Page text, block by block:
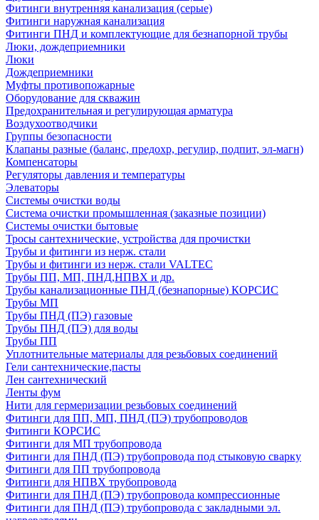
Фитинги внутренняя канализация (серые)
Фитинги наружная канализация
Фитинги ПНД и комплектующие для безнапорной трубы
Люки, дождеприемники
Люки
Дождеприемники
Муфты противопожарные
Оборудование для скважин
Предохранительная и регулирующая арматура
Воздухоотводчики
Группы безопасности
Клапаны разные (баланс, предохр, регулир, подпит, эл-магн)
Компенсаторы
Регуляторы давления и температуры
Элеваторы
Системы очистки воды
Система очистки промышленная (заказные позиции)
Системы очистки бытовые
Тросы сантехнические, устройства для прочистки
Трубы и фитинги из нерж. стали
Трубы и фитинги из нерж. стали VALTEC
Трубы ПП, МП, ПНД,НПВХ и др.
Трубы канализационные ПНД (безнапорные) КОРСИС
Трубы МП
Трубы ПНД (ПЭ) газовые
Трубы ПНД (ПЭ) для воды
Трубы ПП
Уплотнительные материалы для резьбовых соединений
Гели сантехнические,пасты
Лен сантехнический
Ленты фум
Нити для гермеризации резьбовых соединений
Фитинги для ПП, МП, ПНД (ПЭ) трубопроводов
Фитинги КОРСИС
Фитинги для МП трубопровода
Фитинги для ПНД (ПЭ) трубопровода под стыковую сварку
Фитинги для ПП трубопровода
Фитинги для НПВХ трубопровода
Фитинги для ПНД (ПЭ) трубопровода компрессионные
Фитинги для ПНД (ПЭ) трубопровода с закладными эл.